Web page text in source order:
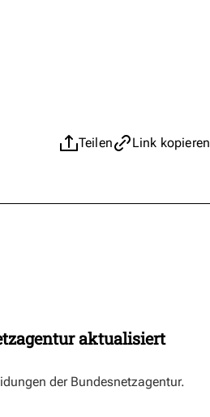
Teilen Link kopieren
aktualisiert
der Bundesnetzagentur.